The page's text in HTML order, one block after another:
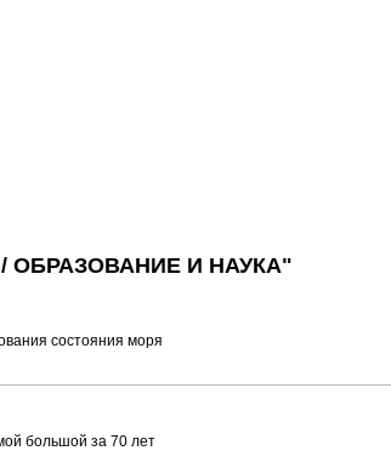
И НАУКА"
состояния моря
большой за 70 лет